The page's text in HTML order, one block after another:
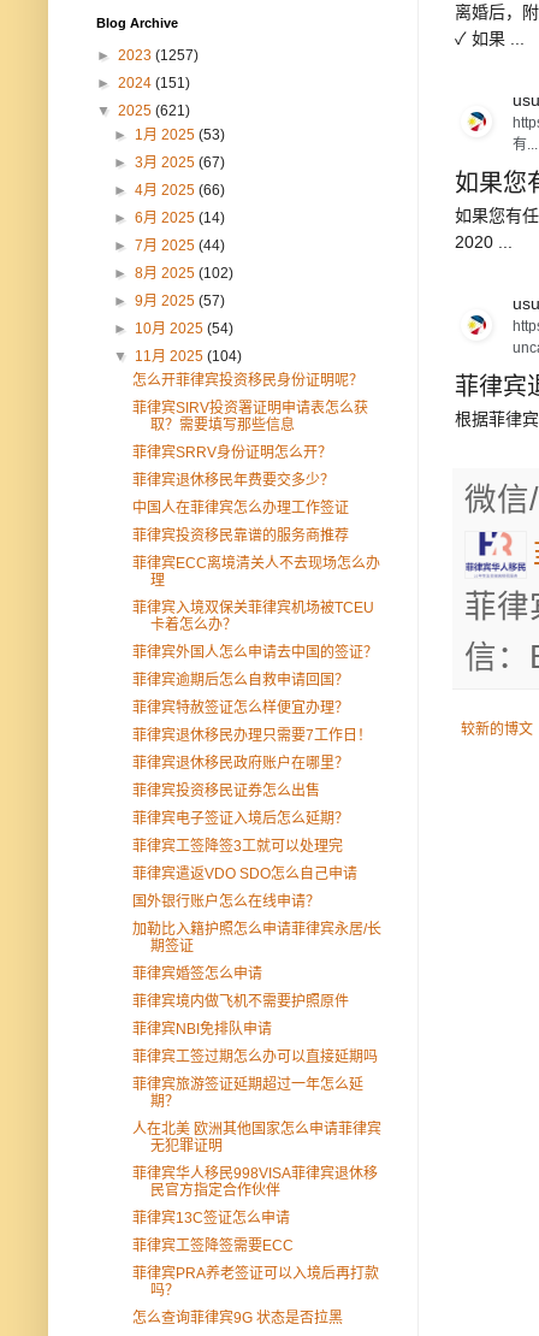
离婚后，
✓ 如果 ...
如果您
有...
如果您有
2020 ...
菲律宾
根据菲律
微
菲律
信：
较新的博文
Blog Archive
► 2023 (1257)
► 2024 (151)
▼ 2025 (621)
► 1月 2025(53)
►3月 2025(67)
►4月 2025(66)
►6月 2025(14)
►7月 2025(44)
►8月 2025(102)
►9月 2025(57)
► 10月 2025(54)
▼ 11月 2025(104)
怎么开菲律宾投资移民身份证明呢？
菲律宾SIRV投资署证明申请表怎么获
取？需要填写那些信息
菲律宾SRRV身份证明怎么开？
菲律宾退休移民年费要交多少？
中国人在菲律宾怎么办理工作签证
菲律宾投资移民靠谱的服务商推荐
菲律宾ECC离境清关人不去现场怎么办
理
菲律宾入境双保关菲律宾机场被TCEU
卡着怎么办？
菲律宾外国人怎么申请去中国的签证？
菲律宾逾期后怎么自救申请回国？
菲律宾特赦签证怎么样便宜办理？
菲律宾退休移民办理只需要7工作日！
菲律宾退休移民政府账户在哪里？
菲律宾投资移民证券怎么出售
菲律宾电子签证入境后怎么延期？
菲律宾工签降签3工就可以处理完
菲律宾遣返VDO SDO怎么自己申请
国外银行账户怎么在线申请？
加勒比入籍护照怎么申请菲律宾永居/长
期签证
菲律宾婚签怎么申请
菲律宾境内做飞机不需要护照原件
菲律宾NBI免排队申请
菲律宾工签过期怎么办可以直接延期吗
菲律宾旅游签证延期超过一年怎么延
期？
人在北美 欧洲其他国家怎么申请菲律宾
无犯罪证明
菲律宾华人移民998VISA菲律宾退休移
民官方指定合作伙伴
菲律宾13C签证怎么申请
菲律宾工签降签需要ECC
菲律宾PRA养老签证可以入境后再打款
吗？
怎么查询菲律宾9G 状态是否拉黑